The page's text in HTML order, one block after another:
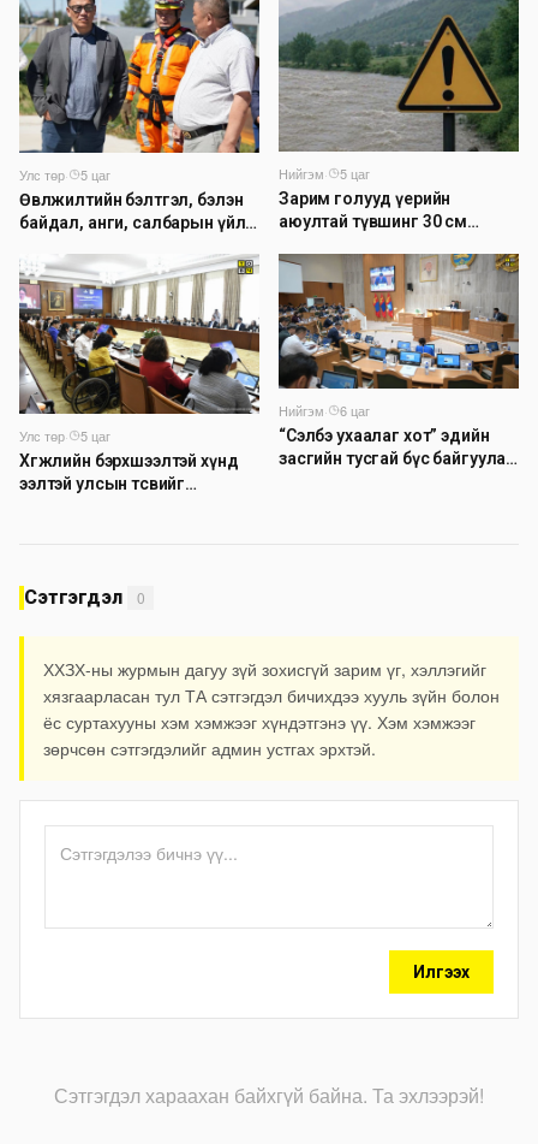
Улс төр·
5 цаг
Өвөлжилтийн бэлтгэл, бэлэн
байдал, анги, салбарын үйл
Нийгэм·
5 цаг
Зарим голууд үерийн
аюултай түвшинг 30 см
Улс төр·
5 цаг
Хөгжлийн бэрхшээлтэй хүнд
ээлтэй улсын төсвийг
Нийгэм·
6 цаг
“Сэлбэ ухаалаг хот” эдийн
засгийн тусгай бүс байгуулах
Сэтгэгдэл 0
ХХЗХ-ны журмын дагуу зүй зохисгүй зарим үг, хэллэгийг
хязгаарласан тул ТА сэтгэгдэл бичихдээ хууль зүйн болон
ёс суртахууны хэм хэмжээг хүндэтгэнэ үү. Хэм хэмжээг
зөрчсөн сэтгэгдэлийг админ устгах эрхтэй.
Илгээх
Сэтгэгдэл хараахан байхгүй байна. Та эхлээрэй!